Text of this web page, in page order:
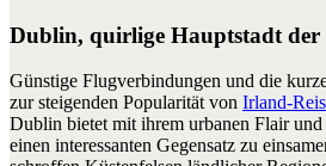
Dublin, quirlige Hauptstadt der
Günstige Flugverbindungen und die
zur steigenden Popularität von Irland-
Dublin bietet mit ihrem urbanen Flair
einen interessanten Gegensatz zu